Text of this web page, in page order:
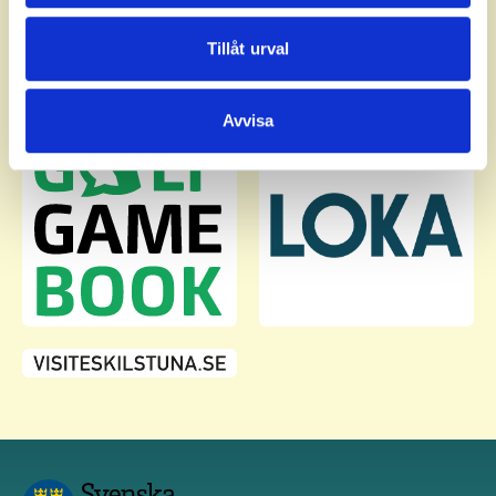
annons- och analysföretag som vi samarbetar med.
Dessa kan i sin tur kombinera informationen med annan
Tillåt urval
Avvisa